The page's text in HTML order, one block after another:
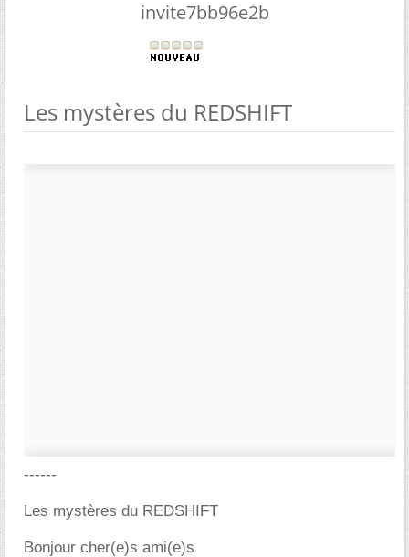
invite7bb96e2b
Les mystères du REDSHIFT
------
Les mystères du REDSHIFT
Bonjour cher(e)s ami(e)s